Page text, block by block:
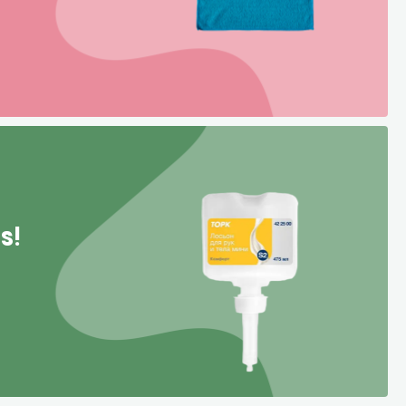
Уборка пола
Промышленная уборка